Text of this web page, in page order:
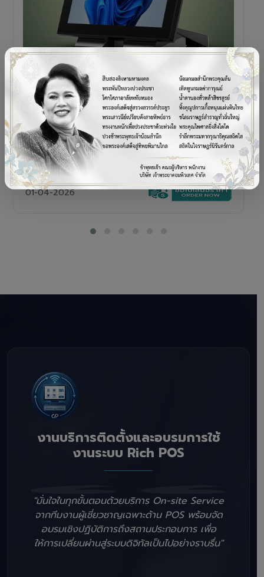
POS TERMINAL
SENOR V+5s
เครื่อง POS All-in-One Touch Screen ดีไซน์พรีเมียม
01-04-2026
งานบริการติดตั้งและอบรมการใช้
งานระบบ Rich POS
"มั่นใจในทุกขั้นตอนด้วยบริการ On-site Service
จากทีมงานผู้เชี่ยวชาญเฉพาะด้าน POS พร้อมจัด
อบรมเชิงปฏิบัติการถึงสถานประกอบการ เพื่อ
ให้การเปลี่ยนผ่านสู่ระบบดิจิทัลเป็นไปอย่างราบรื่น"